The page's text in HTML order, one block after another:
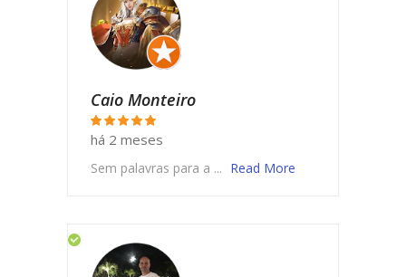
Caio Monteiro
há 2 meses
Sem palavras para a ... Read More